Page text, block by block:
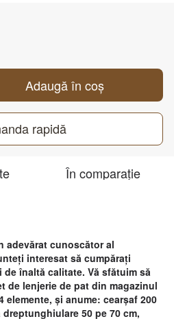
Adaugă în coș
rapidă
În comparație
adevărat cunoscător al
interesat să cumpărați
înaltă calitate. Vă sfătuim să
de lenjerie de pat din magazinul
și anume: cearșaf 200
50 pe 70 cm,